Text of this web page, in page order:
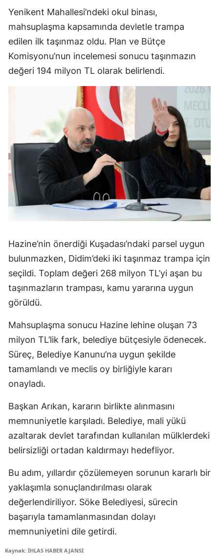
Yenikent Mahallesi’ndeki okul binası,
mahsuplaşma kapsamında devletle trampa
edilen ilk taşınmaz oldu. Plan ve Bütçe
Komisyonu’nun incelemesi sonucu taşınmazın
değeri 194 milyon TL olarak belirlendi.
Hazine’nin önerdiği Kuşadası’ndaki parsel uygun
bulunmazken, Didim’deki iki taşınmaz trampa için
seçildi. Toplam değeri 268 milyon TL’yi aşan bu
taşınmazların trampası, kamu yararına uygun
görüldü.
Mahsuplaşma sonucu Hazine lehine oluşan 73
milyon TL’lik fark, belediye bütçesiyle ödenecek.
Süreç, Belediye Kanunu’na uygun şekilde
tamamlandı ve meclis oy birliğiyle kararı
onayladı.
Başkan Arıkan, kararın birlikte alınmasını
memnuniyetle karşıladı. Belediye, mali yükü
azaltarak devlet tarafından kullanılan mülklerdeki
belirsizliği ortadan kaldırmayı hedefliyor.
Bu adım, yıllardır çözülemeyen sorunun kararlı bir
yaklaşımla sonuçlandırılması olarak
değerlendiriliyor. Söke Belediyesi, sürecin
başarıyla tamamlanmasından dolayı
memnuniyetini dile getirdi.
Kaynak: İHLAS HABER AJANSI